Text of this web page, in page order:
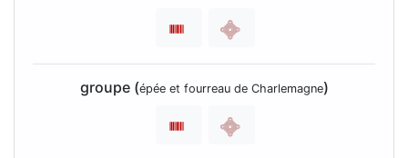
groupe (épée et fourreau de Charlemagne)